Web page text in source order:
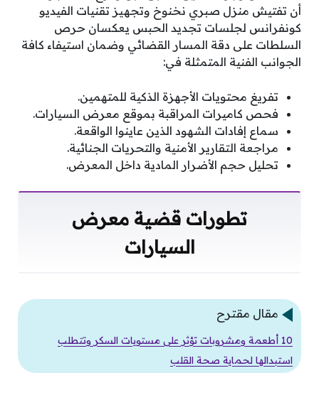
أن تفتيش منزل صبري نخنوخ وتجهيز تقنيات الفيديو
كونفرانس لجلسات تجديد الحبس يعكسان حرص
السلطات على دقة المسار القضائي وضمان استيفاء كافة
الجوانب الفنية المتمثلة في:
تفريغ محتويات الأجهزة الذكية للمتهمين.
فحص كاميرات المراقبة بموقع معرض السيارات.
سماع إفادات الشهود الذين عاينوا الواقعة.
مراجعة التقارير الأمنية والتحريات الجنائية.
تحليل حجم الأضرار المادية داخل المعرض.
تطورات قضية معرض
السيارات
مقال مقترح
10 أطعمة ومشروبات تؤثر على مستويات السكر وتتطلب
استبدالها لحماية صحة القلب